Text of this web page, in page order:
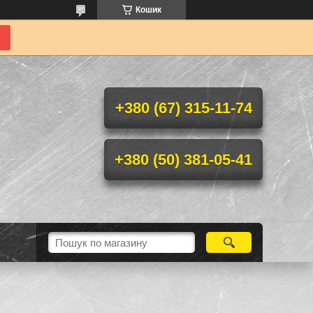
Кошик
+380 (67) 315-11-74
+380 (50) 381-05-41